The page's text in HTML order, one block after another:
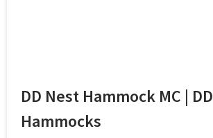
DD Nest Hammock MC | DD
Hammocks